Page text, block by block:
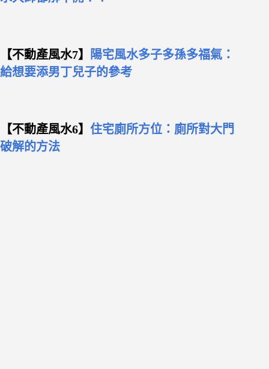
【不動產風水7】
陽宅風水多子多孫多福氣：
給想要添男丁兒子的參考
【不動產風水6】 住宅廁所方位：廁所對大門
破解的方法